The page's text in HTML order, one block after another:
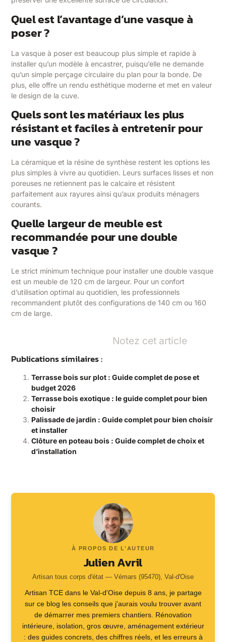
Quel est l’avantage d’une vasque à
poser ?
La vasque à poser est beaucoup plus simple et rapide à
installer qu’un modèle à encastrer, puisqu’elle ne demande
qu’un simple perçage circulaire du plan pour la bonde. De
plus, elle offre un rendu esthétique moderne et met en valeur
le design de la cuve.
Quels sont les matériaux les plus
résistant et faciles à entretenir pour
une vasque ?
La céramique et la résine de synthèse restent les options les
plus simples à vivre au quotidien. Leurs surfaces lisses et non
poreuses ne retiennent pas le calcaire et résistent
parfaitement aux rayures ainsi qu’aux produits ménagers
courants.
Quelle largeur de meuble est
recommandée pour une double
vasque ?
Le strict minimum technique pour installer une double vasque
est un meuble de 120 cm de largeur. Pour un confort
d’utilisation optimal au quotidien, les professionnels
recommandent plutôt des configurations de 140 cm ou 160
cm de large.
Notez cet article
Publications similaires :
Terrasse bois sur plot : Guide complet de pose et
budget 2026
Terrasse bois exotique : le guide complet pour bien
choisir
Palissade de jardin : Guide complet pour bien choisir
et installer
Clôture en poteau bois : Guide complet de choix et
d’installation
À PROPOS DE L'AUTEUR
Julien Avril
Artisan tous corps d'état — Vémars (95470), Val-d'Oise
Artisan TCE dans le Val-d'Oise depuis 8 ans, je partage
sur ce blog les conseils que j'aurais voulu trouver avant
de démarrer mes premiers chantiers. Rénovation
intérieure, isolation, gros œuvre, aménagement extérieur
: des guides concrets, des chiffres réels, et les erreurs à